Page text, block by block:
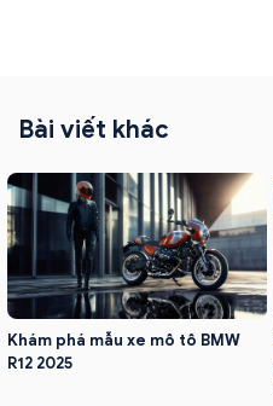
Bài viết khác
Khám phá mẫu xe mô tô BMW
R12 2025